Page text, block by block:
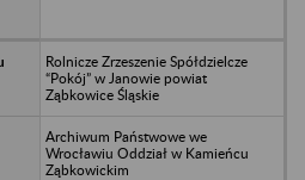
Rolnicze Zrzeszenie Spółdzielcze
“Pokój” w Janowie powiat
Ząbkowice Śląskie
Archiwum Państwowe we
Wrocławiu Oddział w Kamieńcu
Ząbkowickim